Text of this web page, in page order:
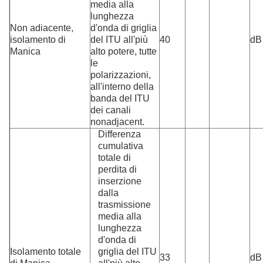
Non adiacente,
isolamento di
Manica
media alla
lunghezza
d'onda di griglia
del ITU all'più
alto potere, tutte
le
polarizzazioni,
all'interno della
banda del ITU
dei canali
nonadjacent.
40 dB
Isolamento totale
Differenza
cumulativa
totale di
perdita di
inserzione
dalla
trasmissione
media alla
lunghezza
d'onda di
griglia del ITU
33 dB